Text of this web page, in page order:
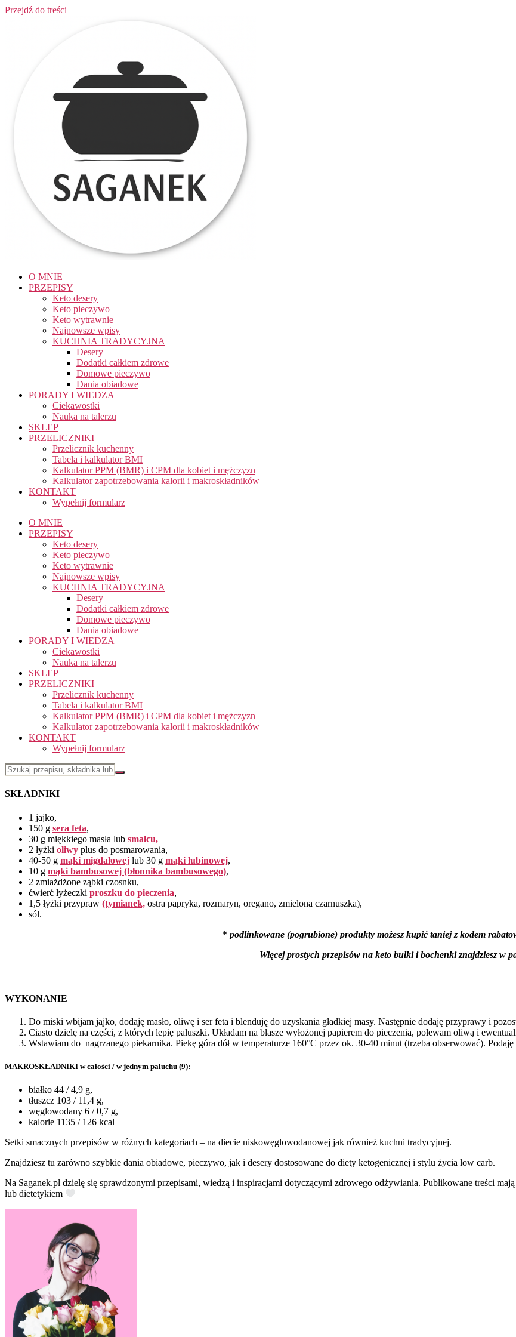
Przejdź do treści
O MNIE
PRZEPISY
Keto desery
Keto pieczywo
Keto wytrawnie
Najnowsze wpisy
KUCHNIA TRADYCYJNA
Desery
Dodatki całkiem zdrowe
Domowe pieczywo
Dania obiadowe
PORADY I WIEDZA
Ciekawostki
Nauka na talerzu
SKLEP
PRZELICZNIKI
Przelicznik kuchenny
Tabela i kalkulator BMI
Kalkulator PPM (BMR) i CPM dla kobiet i mężczyzn
Kalkulator zapotrzebowania kalorii i makroskładników
KONTAKT
Wypełnij formularz
O MNIE
PRZEPISY
Keto desery
Keto pieczywo
Keto wytrawnie
Najnowsze wpisy
KUCHNIA TRADYCYJNA
Desery
Dodatki całkiem zdrowe
Domowe pieczywo
Dania obiadowe
PORADY I WIEDZA
Ciekawostki
Nauka na talerzu
SKLEP
PRZELICZNIKI
Przelicznik kuchenny
Tabela i kalkulator BMI
Kalkulator PPM (BMR) i CPM dla kobiet i mężczyzn
Kalkulator zapotrzebowania kalorii i makroskładników
KONTAKT
Wypełnij formularz
SKŁADNIKI
1 jajko,
150 g sera feta,
30 g miękkiego masła lub smalcu,
2 łyżki oliwy plus do posmarowania,
40-50 g mąki migdałowej lub 30 g mąki łubinowej,
10 g mąki bambusowej (błonnika bambusowego),
2 zmiażdżone ząbki czosnku,
ćwierć łyżeczki proszku do pieczenia,
1,5 łyżki przypraw (tymianek, ostra papryka, rozmaryn, oregano, zmielona czarnuszka),
sól.
* podlinkowane (pogrubione) produkty możesz kupić taniej z kodem
Więcej prostych przepisów na keto bułki i bochenki znajdziesz w
WYKONANIE
Do miski wbijam jajko, dodaję masło, oliwę i ser feta i blenduję do uzyskania gładkiej masy. Następnie dodaję przyprawy i
Ciasto dzielę na części, z których lepię paluszki. Układam na blasze wyłożonej papierem do pieczenia, polewam oliwą i
Wstawiam do nagrzanego piekarnika. Piekę góra dół w temperaturze 160°C przez ok. 30-40 minut (trzeba obserwować).
MAKROSKŁADNIKI w całości / w jednym paluchu (9):
białko 44 / 4,9 g,
tłuszcz 103 / 11,4 g,
węglowodany 6 / 0,7 g,
kalorie 1135 / 126 kcal
Setki smacznych przepisów w różnych kategoriach – na diecie niskowęglowodanowej jak również kuchni tradycyjnej.
Znajdziesz tu zarówno szybkie dania obiadowe, pieczywo, jak i desery dostosowane do diety ketogenicznej i stylu życia low carb.
Na Saganek.pl dzielę się sprawdzonymi przepisami, wiedzą i inspiracjami dotyczącymi zdrowego odżywiania. Publikowane treści
lub dietetykiem